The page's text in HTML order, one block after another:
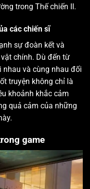
trong Thế chiến II.
các chiến sĩ
sự đoàn kết và
chính. Dù đến từ
nhau và cùng nhau đối
truyện không chỉ là
khoảnh khắc cảm
quả cảm của những
game